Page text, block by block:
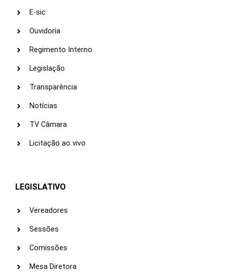
E-sic
Ouvidoria
Regimento Interno
Legislação
Transparência
Notícias
TV Câmara
Licitação ao vivo
LEGISLATIVO
Vereadores
Sessões
Comissões
Mesa Diretora